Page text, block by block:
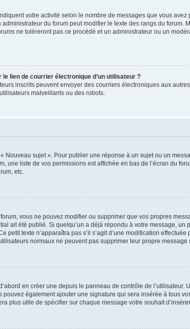
votre activité selon le nombre de messages que vous
du forum peut modifier le texte des rangs du forum.
ne toléreront pas ce procédé et un administrateur ou un
lien de courrier électronique d’un utilisateur ?
inscrits peuvent envoyer des courriers électroniques aux
malveillants ou des robots.
Nouveau sujet ». Pour publier une réponse à un sujet ou un
une liste de vos permissions est affichée en bas de l’écran du
etc.
vous ne pouvez modifier ou supprimer que vos propres
ait été publié. Si quelqu’un a déjà répondu à votre message,
petit texte n’apparaîtra pas s’il s’agit d’une modification
normaux ne peuvent pas supprimer leur propre message
en créer une depuis le panneau de contrôle de
également ajouter une signature qui sera insérée à tous
plus utile de spécifier sur chaque message votre souhait